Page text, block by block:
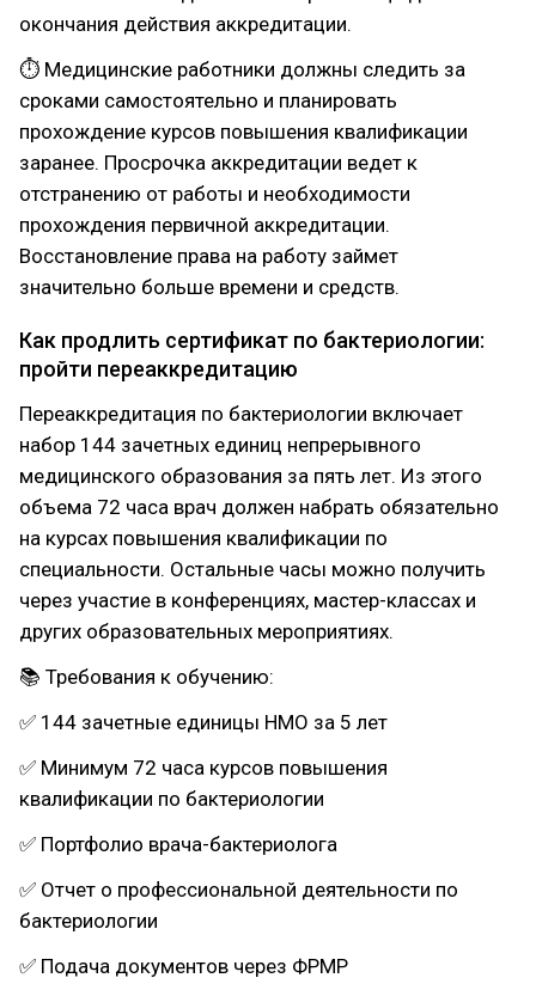
окончания действия аккредитации.
⏱ Медицинские работники должны следить за
сроками самостоятельно и планировать
прохождение курсов повышения квалификации
заранее. Просрочка аккредитации ведет к
отстранению от работы и необходимости
прохождения первичной аккредитации.
Восстановление права на работу займет
значительно больше времени и средств.
Как продлить сертификат по бактериологии:
пройти переаккредитацию
Переаккредитация по бактериологии включает
набор 144 зачетных единиц непрерывного
медицинского образования за пять лет. Из этого
объема 72 часа врач должен набрать обязательно
на курсах повышения квалификации по
специальности. Остальные часы можно получить
через участие в конференциях, мастер-классах и
других образовательных мероприятиях.
📚 Требования к обучению:
✅ 144 зачетные единицы НМО за 5 лет
✅ Минимум 72 часа курсов повышения
квалификации по бактериологии
✅ Портфолио врача-бактериолога
✅ Отчет о профессиональной деятельности по
бактериологии
✅ Подача документов через ФРМР